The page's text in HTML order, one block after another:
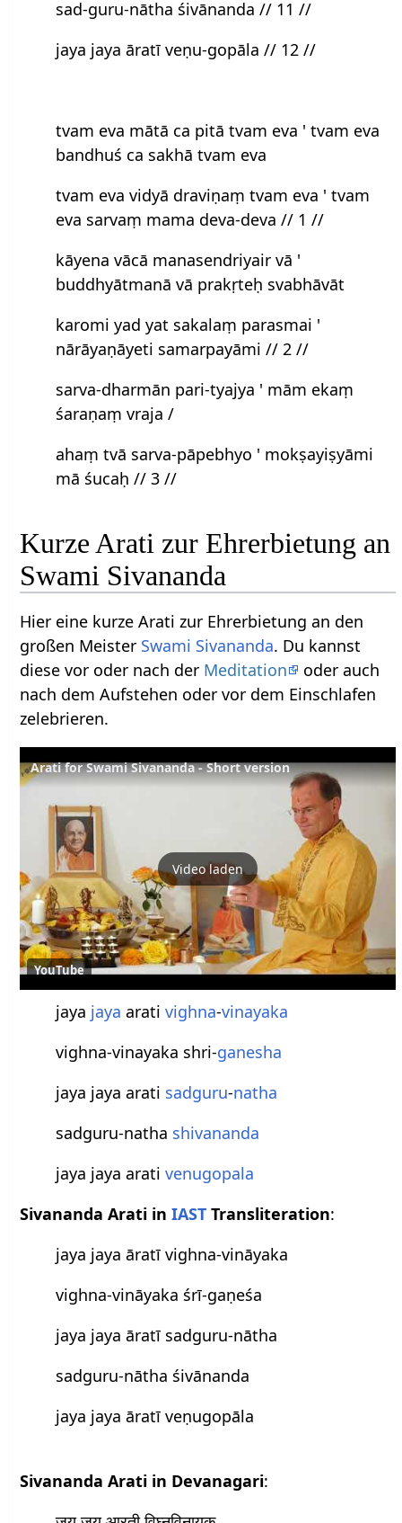
sad-guru-nātha śivānanda // 11 //
jaya jaya āratī veṇu-gopāla // 12 //
tvam eva mātā ca pitā tvam eva ' tvam eva
bandhuś ca sakhā tvam eva
tvam eva vidyā draviṇaṃ tvam eva ' tvam
eva sarvaṃ mama deva-deva // 1 //
kāyena vācā manasendriyair vā '
buddhyātmanā vā prakṛteḥ svabhāvāt
karomi yad yat sakalaṃ parasmai '
nārāyaṇāyeti samarpayāmi // 2 //
sarva-dharmān pari-tyajya ' mām ekaṃ
śaraṇaṃ vraja /
ahaṃ tvā sarva-pāpebhyo ' mokṣayiṣyāmi
mā śucaḥ // 3 //
Kurze Arati zur Ehrerbietung an
Swami Sivananda
Hier eine kurze Arati zur Ehrerbietung an den
großen Meister Swami Sivananda. Du kannst
diese vor oder nach der Meditation
oder auch
nach dem Aufstehen oder vor dem Einschlafen
zelebrieren.
Arati for Swami Sivananda - Short version
Video laden
YouTube
jaya jaya arativighna-vinayaka
vighna-vinayaka shri-ganesha
jaya jaya arati sadguru-natha
sadguru-natha shivananda
jaya jaya arativenugopala
Sivananda Arati inIAST Transliteration:
jaya jaya āratī vighna-vināyaka
vighna-vināyaka śrī-gaṇeśa
jaya jaya āratī sadguru-nātha
sadguru-nātha śivānanda
jaya jaya āratī veṇugopāla
Sivananda Arati in Devanagari: